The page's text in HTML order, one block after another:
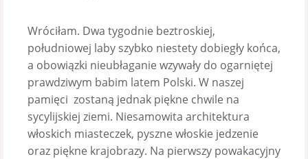
Wróciłam. Dwa tygodnie beztroskiej,
południowej laby szybko niestety dobiegły końca,
a obowiązki nieubłaganie wzywały do ogarniętej
prawdziwym babim latem Polski. W naszej
pamięci zostaną jednak piękne chwile na
sycylijskiej ziemi. Niesamowita architektura
włoskich miasteczek, pyszne włoskie jedzenie
oraz piękne krajobrazy. Na pierwszy powakacyjny